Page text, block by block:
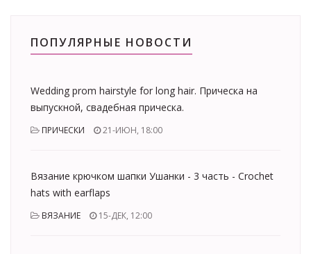
ПОПУЛЯРНЫЕ НОВОСТИ
Wedding prom hairstyle for long hair. Прическа на
выпускной, свадебная прическа.
ПРИЧЕСКИ 21-ИЮН, 18:00
Вязание крючком шапки Ушанки - 3 часть - Crochet
hats with earflaps
ВЯЗАНИЕ 15-ДЕК, 12:00